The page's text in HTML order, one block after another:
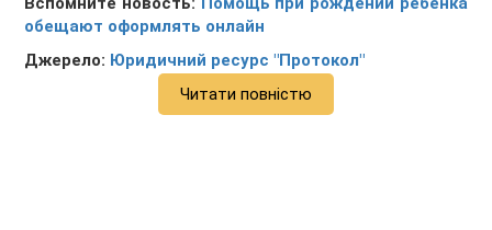
обещают оформлять онлайн
Джерело: Юридичний ресурс "Протокол"
Читати повністю